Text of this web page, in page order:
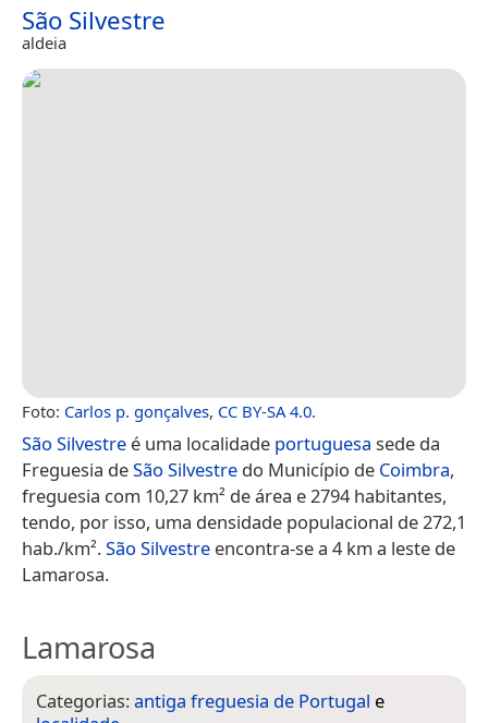
São Silvestre
aldeia
Foto: Carlos p. gonçalves, CC BY-SA 4.0.
São Silvestre é uma localidade portuguesa sede da
Freguesia deSão Silvestre do Município de Coimbra,
freguesia com 10,27 km² de área e 2794 habitantes,
tendo, por isso, uma densidade populacional de 272,1
hab./km².São Silvestre encontra-se a 4 km a leste de
Lamarosa.
Lamarosa
Categorias:antiga freguesia de Portugal e